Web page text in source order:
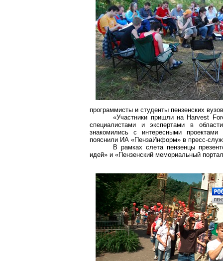
программисты и студенты пензенских
«Участники пришли на Harvest
специалистами и экспертами в
знакомились с интересными
пояснили ИА «ПензаИнформ» в пресс-
В рамках слета пензенцы
идей» и «Пензенский мемориальный